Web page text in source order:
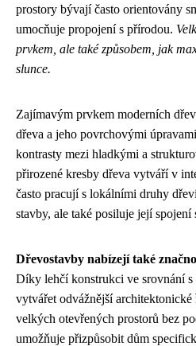
prostory bývají často orientovány
umocňuje propojení s přírodou.
prvkem, ale také způsobem, jak
slunce.
Zajímavým prvkem moderních
dřeva a jeho povrchovými
kontrasty mezi hladkými a
přirozené kresby dřeva vytváří v
často pracují s lokálními druhy
stavby, ale také posiluje její spojení
Dřevostavby nabízejí také
Díky lehčí konstrukci ve srovnání
vytvářet odvážnější
velkých otevřených prostorů bez
umožňuje přizpůsobit dům